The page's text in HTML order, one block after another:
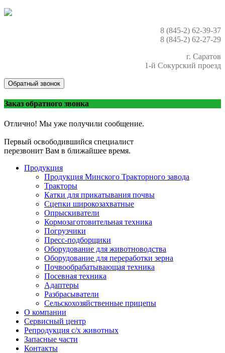
8 (845-2) 62-39-37
8 (845-2) 62-27-29
г. Саратов
1-й Сокурский проезд
Обратный звонок
Заказ обратного звонка
Отлично! Мы уже получили сообщение.
Первый освободившийся специалист
перезвонит Вам в ближайшее время.
Продукция
Продукция Минского Тракторного завода
Тракторы
Катки для прикатывания почвы
Сцепки широкозахватные
Опрыскиватели
Кормозаготовительная техника
Погрузчики
Пресс-подборщики
Оборудование для животноводства
Оборудование для переработки зерна
Почвообрабатывающая техника
Посевная техника
Адаптеры
Разбрасыватели
Сельскохозяйственные прицепы
О компании
Сервисный центр
Репродукция с/х животных
Запасные части
Контакты